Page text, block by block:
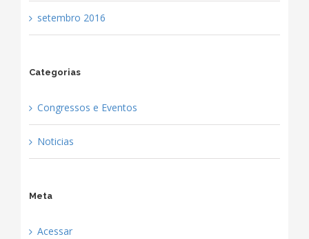
setembro 2016
Categorias
Congressos e Eventos
Noticias
Meta
Acessar